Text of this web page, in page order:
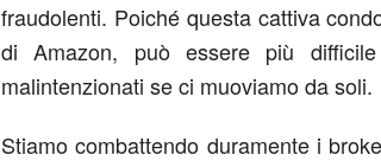
fraudolenti. Poiché questa cattiva
di Amazon, può essere più
malintenzionati se ci muoviamo da soli.
Stiamo combattendo duramente i